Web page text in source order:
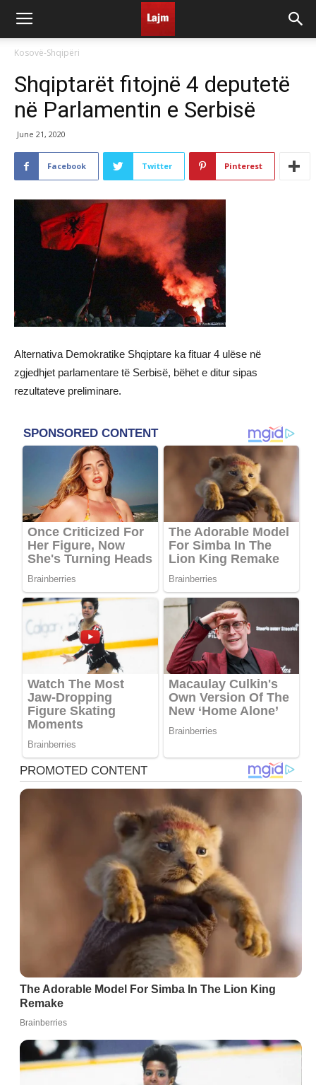
Kosovë-Shqipëri
Shqiptarët fitojnë 4 deputetë
në Parlamentin e Serbisë
June 21, 2020
Facebook Twitter Pinterest
Alternativa Demokratike Shqiptare ka fituar 4 ulëse në
zgjedhjet parlamentare të Serbisë, bëhet e ditur sipas
rezultateve preliminare.